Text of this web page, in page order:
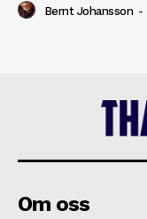
Bernt Johansson -
Om oss